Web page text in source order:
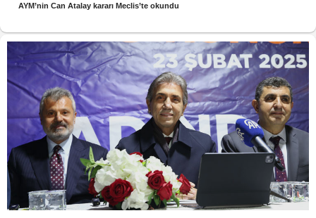
AYM’nin Can Atalay kararı Meclis’te okundu